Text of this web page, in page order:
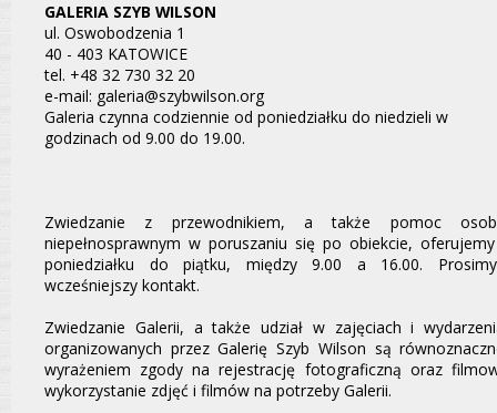
GALERIA SZYB WILSON
ul. Oswobodzenia 1
40 - 403 KATOWICE
tel. +48 32 730 32 20
e-mail: galeria@szybwilson.org
Galeria czynna codziennie od poniedziałku do niedzieli w
godzinach od 9.00 do 19.00.
Zwiedzanie z przewodnikiem, a także pomoc
niepełnosprawnym w poruszaniu się po obiekcie,
poniedziałku do piątku, między 9.00 a 16.00.
wcześniejszy kontakt.
Zwiedzanie Galerii, a także udział w zajęciach i
organizowanych przez Galerię Szyb Wilson są
wyrażeniem zgody na rejestrację fotograficzną oraz
wykorzystanie zdjęć i filmów na potrzeby Galerii.